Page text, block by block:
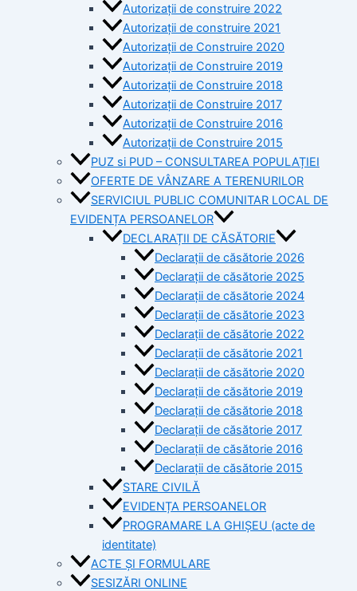
Autorizații de construire 2022
Autorizații de construire 2021
Autorizații de Construire 2020
Autorizații de Construire 2019
Autorizaţii de Construire 2018
Autorizaţii de Construire 2017
Autorizaţii de Construire 2016
Autorizaţii de Construire 2015
PUZ si PUD – CONSULTAREA POPULAȚIEI
OFERTE DE VÂNZARE A TERENURILOR
SERVICIUL PUBLIC COMUNITAR LOCAL DE
EVIDENȚA PERSOANELOR
DECLARAȚII DE CĂSĂTORIE
Declarații de căsătorie 2026
Declarații de căsătorie 2025
Declarații de căsătorie 2024
Declarații de căsătorie 2023
Declarații de căsătorie 2022
Declarații de căsătorie 2021
Declarații de căsătorie 2020
Declarații de căsătorie 2019
Declarații de căsătorie 2018
Declarații de căsătorie 2017
Declarații de căsătorie 2016
Declarații de căsătorie 2015
STARE CIVILĂ
EVIDENȚA PERSOANELOR
PROGRAMARE LA GHIȘEU (acte de
identitate)
ACTE ȘI FORMULARE
SESIZĂRI ONLINE